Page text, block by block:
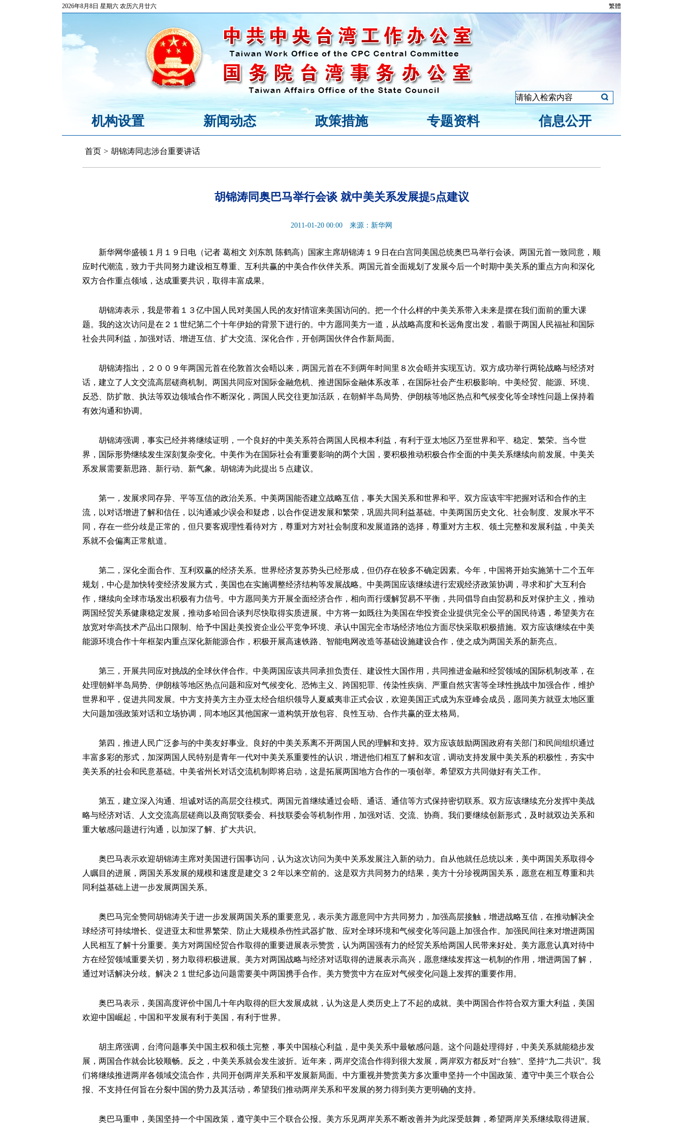
2026年8月8日 星期六 农历六月廿六 繁體
机构设置 新闻动态 政策措施 专题资料 信息公开
首页 > 胡锦涛同志涉台重要讲话
胡锦涛同奥巴马举行会谈 就中美关系发展提5点建议
2011-01-20 00:00 来源：新华网
新华网华盛顿１月１９日电（记者 葛相文 刘东凯 陈鹤高）国家主席胡锦涛１９日在白宫同美国总统奥巴马举行会谈。两国元首一致同意，顺
应时代潮流，致力于共同努力建设相互尊重、互利共赢的中美合作伙伴关系。两国元首全面规划了发展今后一个时期中美关系的重点方向和深化
双方合作重点领域，达成重要共识，取得丰富成果。
胡锦涛表示，我是带着１３亿中国人民对美国人民的友好情谊来美国访问的。把一个什么样的中美关系带入未来是摆在我们面前的重大课
题。我的这次访问是在２１世纪第二个十年伊始的背景下进行的。中方愿同美方一道，从战略高度和长远角度出发，着眼于两国人民福祉和国际
社会共同利益，加强对话、增进互信、扩大交流、深化合作，开创两国伙伴合作新局面。
胡锦涛指出，２００９年两国元首在伦敦首次会晤以来，两国元首在不到两年时间里８次会晤并实现互访。双方成功举行两轮战略与经济对
话，建立了人文交流高层磋商机制。两国共同应对国际金融危机、推进国际金融体系改革，在国际社会产生积极影响。中美经贸、能源、环境、
反恐、防扩散、执法等双边领域合作不断深化，两国人民交往更加活跃，在朝鲜半岛局势、伊朗核等地区热点和气候变化等全球性问题上保持着
有效沟通和协调。
胡锦涛强调，事实已经并将继续证明，一个良好的中美关系符合两国人民根本利益，有利于亚太地区乃至世界和平、稳定、繁荣。当今世
界，国际形势继续发生深刻复杂变化。中美作为在国际社会有重要影响的两个大国，要积极推动积极合作全面的中美关系继续向前发展。中美关
系发展需要新思路、新行动、新气象。胡锦涛为此提出５点建议。
第一，发展求同存异、平等互信的政治关系。中美两国能否建立战略互信，事关大国关系和世界和平。双方应该牢牢把握对话和合作的主
流，以对话增进了解和信任，以沟通减少误会和疑虑，以合作促进发展和繁荣，巩固共同利益基础。中美两国历史文化、社会制度、发展水平不
同，存在一些分歧是正常的，但只要客观理性看待对方，尊重对方对社会制度和发展道路的选择，尊重对方主权、领土完整和发展利益，中美关
系就不会偏离正常航道。
第二，深化全面合作、互利双赢的经济关系。世界经济复苏势头已经形成，但仍存在较多不确定因素。今年，中国将开始实施第十二个五年
规划，中心是加快转变经济发展方式，美国也在实施调整经济结构等发展战略。中美两国应该继续进行宏观经济政策协调，寻求和扩大互利合
作，继续向全球市场发出积极有力信号。中方愿同美方开展全面经济合作，相向而行缓解贸易不平衡，共同倡导自由贸易和反对保护主义，推动
两国经贸关系健康稳定发展，推动多哈回合谈判尽快取得实质进展。中方将一如既往为美国在华投资企业提供完全公平的国民待遇，希望美方在
放宽对华高技术产品出口限制、给予中国赴美投资企业公平竞争环境、承认中国完全市场经济地位方面尽快采取积极措施。双方应该继续在中美
能源环境合作十年框架内重点深化新能源合作，积极开展高速铁路、智能电网改造等基础设施建设合作，使之成为两国关系的新亮点。
第三，开展共同应对挑战的全球伙伴合作。中美两国应该共同承担负责任、建设性大国作用，共同推进金融和经贸领域的国际机制改革，在
处理朝鲜半岛局势、伊朗核等地区热点问题和应对气候变化、恐怖主义、跨国犯罪、传染性疾病、严重自然灾害等全球性挑战中加强合作，维护
世界和平，促进共同发展。中方支持美方主办亚太经合组织领导人夏威夷非正式会议，欢迎美国正式成为东亚峰会成员，愿同美方就亚太地区重
大问题加强政策对话和立场协调，同本地区其他国家一道构筑开放包容、良性互动、合作共赢的亚太格局。
第四，推进人民广泛参与的中美友好事业。良好的中美关系离不开两国人民的理解和支持。双方应该鼓励两国政府有关部门和民间组织通过
丰富多彩的形式，加深两国人民特别是青年一代对中美关系重要性的认识，增进他们相互了解和友谊，调动支持发展中美关系的积极性，夯实中
美关系的社会和民意基础。中美省州长对话交流机制即将启动，这是拓展两国地方合作的一项创举。希望双方共同做好有关工作。
第五，建立深入沟通、坦诚对话的高层交往模式。两国元首继续通过会晤、通话、通信等方式保持密切联系。双方应该继续充分发挥中美战
略与经济对话、人文交流高层磋商以及商贸联委会、科技联委会等机制作用，加强对话、交流、协商。我们要继续创新形式，及时就双边关系和
重大敏感问题进行沟通，以加深了解、扩大共识。
奥巴马表示欢迎胡锦涛主席对美国进行国事访问，认为这次访问为美中关系发展注入新的动力。自从他就任总统以来，美中两国关系取得令
人瞩目的进展，两国关系发展的规模和速度是建交３２年以来空前的。这是双方共同努力的结果，美方十分珍视两国关系，愿意在相互尊重和共
同利益基础上进一步发展两国关系。
奥巴马完全赞同胡锦涛关于进一步发展两国关系的重要意见，表示美方愿意同中方共同努力，加强高层接触，增进战略互信，在推动解决全
球经济可持续增长、促进亚太和世界繁荣、防止大规模杀伤性武器扩散、应对全球环境和气候变化等问题上加强合作。加强民间往来对增进两国
人民相互了解十分重要。美方对两国经贸合作取得的重要进展表示赞赏，认为两国强有力的经贸关系给两国人民带来好处。美方愿意认真对待中
方在经贸领域重要关切，努力取得积极进展。美方对两国战略与经济对话取得的进展表示高兴，愿意继续发挥这一机制的作用，增进两国了解，
通过对话解决分歧。解决２１世纪多边问题需要美中两国携手合作。美方赞赏中方在应对气候变化问题上发挥的重要作用。
奥巴马表示，美国高度评价中国几十年内取得的巨大发展成就，认为这是人类历史上了不起的成就。美中两国合作符合双方重大利益，美国
欢迎中国崛起，中国和平发展有利于美国，有利于世界。
胡主席强调，台湾问题事关中国主权和领土完整，事关中国核心利益，是中美关系中最敏感问题。这个问题处理得好，中美关系就能稳步发
展，两国合作就会比较顺畅。反之，中美关系就会发生波折。近年来，两岸交流合作得到很大发展，两岸双方都反对“台独”、坚持“九二共识”。我
们将继续推进两岸各领域交流合作，共同开创两岸关系和平发展新局面。中方重视并赞赏美方多次重申坚持一个中国政策、遵守中美三个联合公
报、不支持任何旨在分裂中国的势力及其活动，希望我们推动两岸关系和平发展的努力得到美方更明确的支持。
奥巴马重申，美国坚持一个中国政策，遵守美中三个联合公报。美方乐见两岸关系不断改善并为此深受鼓舞，希望两岸关系继续取得进展。